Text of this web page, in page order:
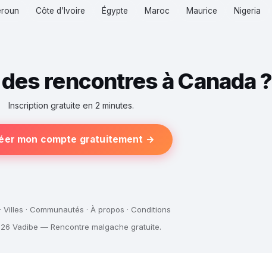
Côte d’Ivoire Égypte Maroc Maurice Nigeria
rencontres à Canada ?
Inscription gratuite en 2 minutes.
mon compte gratuitement →
· Villes · Communautés · À propos · Conditions
Vadibe — Rencontre malgache gratuite.